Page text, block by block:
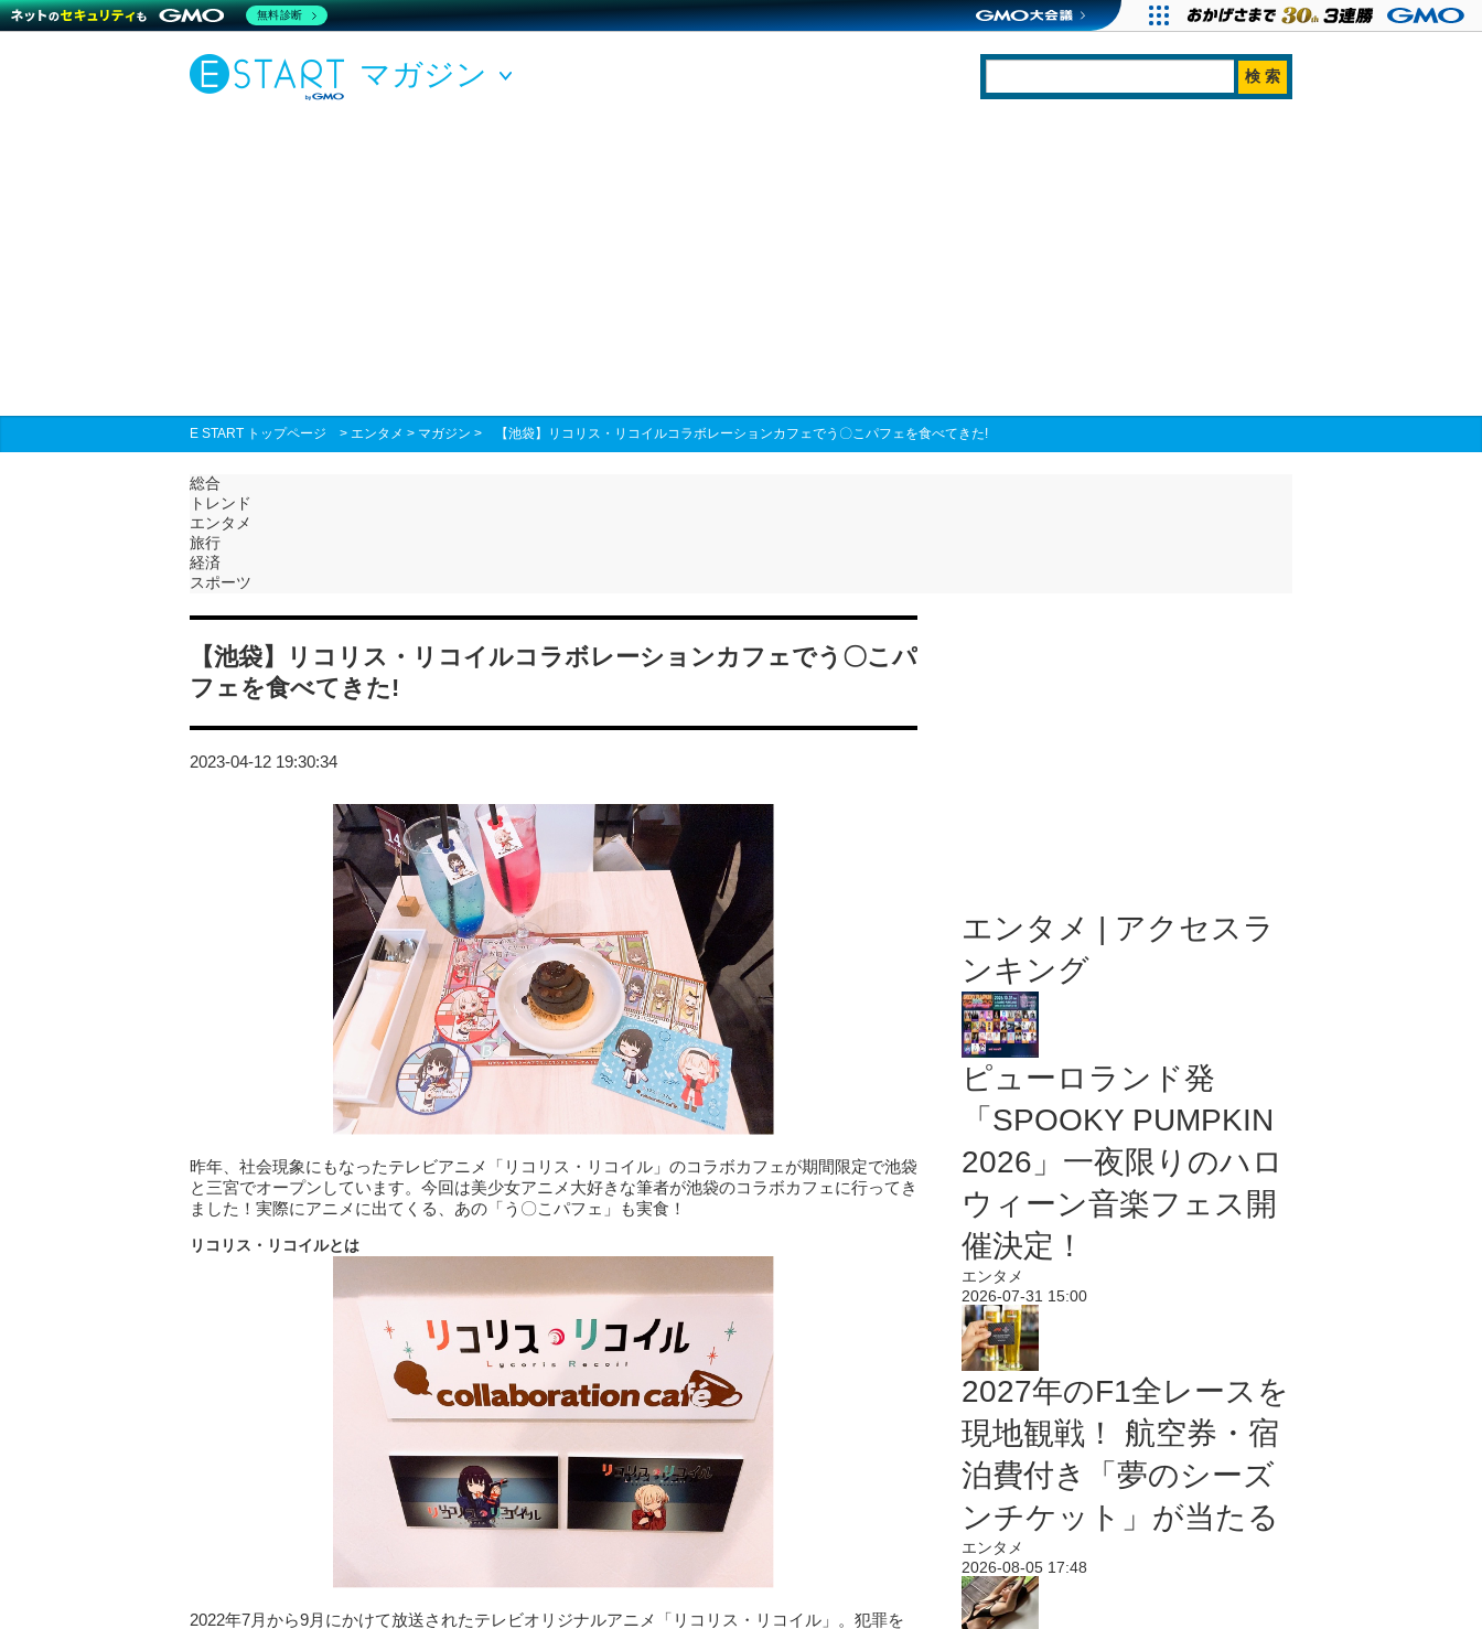
マガジン
E START トップページ > エンタメ > マガジン > 【池袋】リコリス・リコイルコラボレーションカフェでう〇こパフェを食べてきた!
総合
トレンド
エンタメ
旅行
経済
スポーツ
【池袋】リコリス・リコイルコラボレーションカフェでう〇こパ
フェを食べてきた!
2023-04-12 19:30:34
昨年、社会現象にもなったテレビアニメ「リコリス・リコイル」のコラボカフェが期間限定で池袋
と三宮でオープンしています。今回は美少女アニメ大好きな筆者が池袋のコラボカフェに行ってき
ました！実際にアニメに出てくる、あの「う〇こパフェ」も実食！
リコリス・リコイルとは
2022年7月から9月にかけて放送されたテレビオリジナルアニメ「リコリス・リコイル」。犯罪を
エンタメ | アクセスラ
ンキング
ピューロランド発
「SPOOKY PUMPKIN
2026」一夜限りのハロ
ウィーン音楽フェス開
催決定！
エンタメ
2026-07-31 15:00
2027年のF1全レースを
現地観戦！ 航空券・宿
泊費付き「夢のシーズ
ンチケット」が当たる
エンタメ
2026-08-05 17:48
無料診断